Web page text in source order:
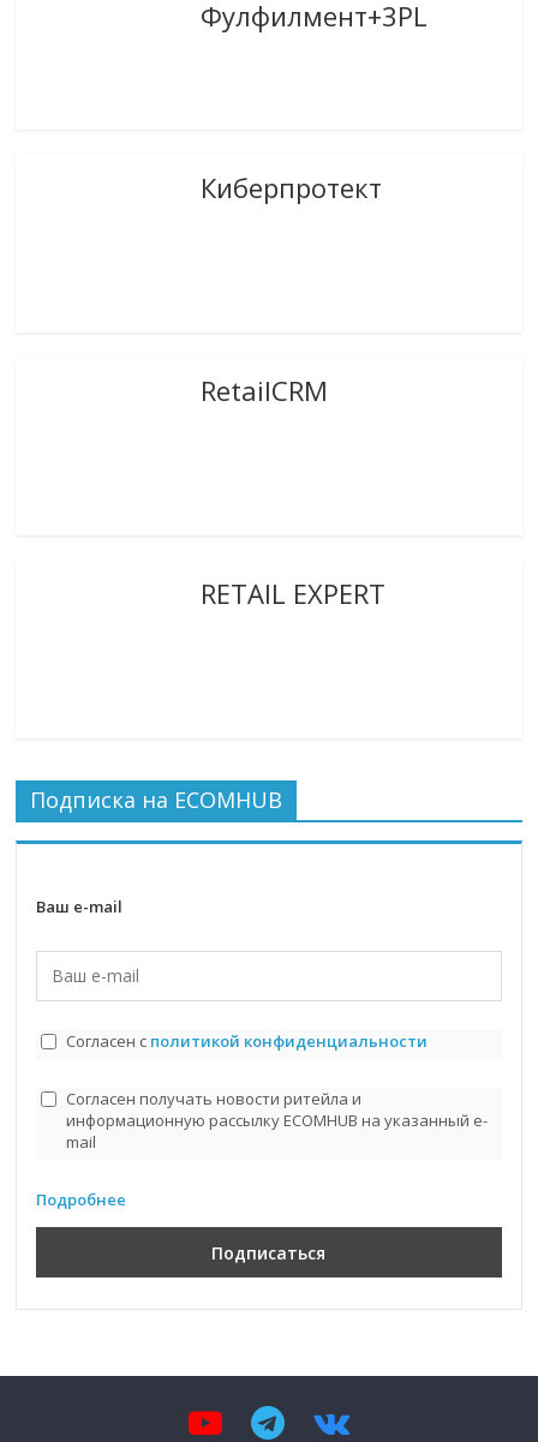
Фулфилмент+3PL
Киберпротект
RetailCRM
RETAIL EXPERT
Подписка на ECOMHUB
Ваш e-mail
Согласен с политикой конфиденциальности
Согласен получать новости ритейла и
информационную рассылку ECOMHUB на указанный e-
mail
Подробнее